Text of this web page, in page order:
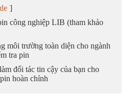
]
công nghiệp LIB (tham khảo
môi trường toàn diện cho ngành
tra pin
đối tác tin cậy của bạn cho
hoàn chỉnh